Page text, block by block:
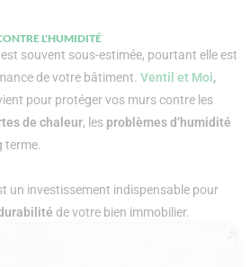
L'HUMIDITÉ
est souvent sous-estimée, pourtant elle est
de votre bâtiment. Ventil et Moi,
pour protéger vos murs contre les
de chaleur, les problèmes d’humidité
terme.
un investissement indispensable pour
de votre bien immobilier.